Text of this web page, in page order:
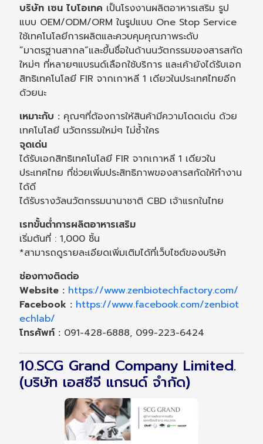
บริษัท เซน ไบโอเทค เป็นโรงงานผลิตอาหารเสริม รูป
แบบ OEM/ODM/ORM ในรูปแบบ One Stop Service
ใช้เทคโนโลยีการผลิตและควบคุมคุณภาพระดับ
“มาตรฐานสากล”และขึ้นชื่อในด้านนวัตกรรมของสารสกัด
ใหม่ๆ ที่หลายๆแบรนด์เลือกใช้บริการ และเค้ายังได้รับเอก
สิทธิเทคโนโลยี FIR จากเกาหลี 1 เดียวในประเทศไทยอีก
ด้วยนะ
เหมาะกับ : คุณๆที่ต้องการให้สินค้ามีความโดดเด่น ด้วย
เทคโนโลยี นวัตกรรมใหม่ๆ ไม่ซ้ำใคร
จุดเด่น
ได้รับเอกสิทธิเทคโนโลยี FIR จากเกาหลี 1 เดียวใน
ประเทศไทย ที่ช่วยเพิ่มประสิทธิภาพของสารสกัดให้ทำงาน
ได้ดี
ได้รับรางวัลนวัตกรรมนานาชาติ CBD เจ้าแรกในไทย
เรทขั้นต่ำการผลิตอาหารเสริม
เริ่มต้นที่ : 1,000 ชิ้น
*สามารถดูรายละเอียดเพิ่มเติมได้ที่เว็บไซต์ของบริษัท
ช่องทางติดต่อ
Website : https://www.zenbiotechfactory.com/
Facebook : https://www.facebook.com/zenbiot
echlab/
โทรศัพท์ : 091-428-6888, 099-223-6424
10.SCG Grand Company Limited.
(บริษัท เอสซีจี แกรนด์ จำกัด)